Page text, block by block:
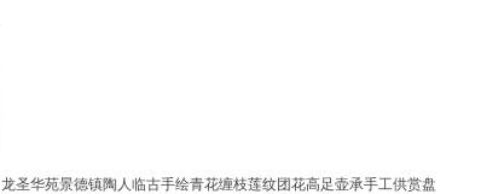
龙圣华苑景德镇陶人临古手绘青花缠枝莲纹团花高足壶承手工供赏盘